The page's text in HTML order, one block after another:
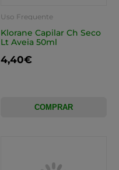
Uso Frequente
Klorane Capilar Ch Seco
Lt Aveia 50ml
4,40€
COMPRAR